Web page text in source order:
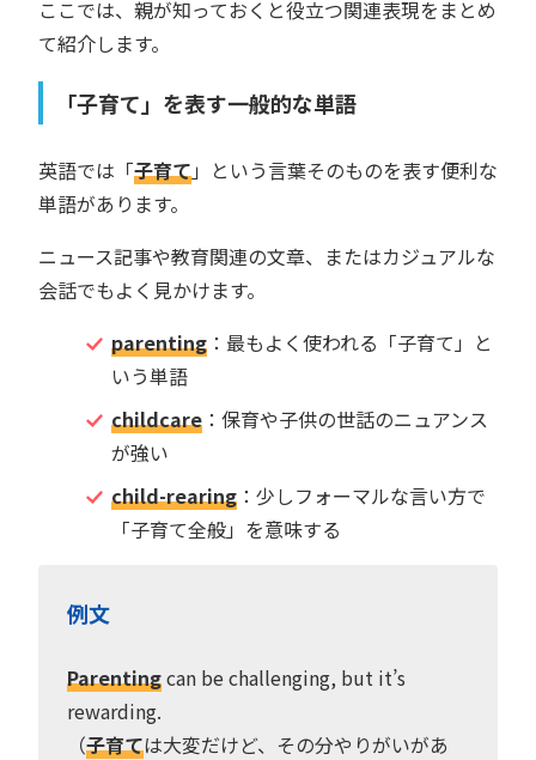
ここでは、親が知っておくと役立つ関連表現をまとめ
て紹介します。
「子育て」を表す一般的な単語
英語では「子育て」という言葉そのものを表す便利な
単語があります。
ニュース記事や教育関連の文章、またはカジュアルな
会話でもよく見かけます。
parenting：最もよく使われる「子育て」と
いう単語
childcare：保育や子供の世話のニュアンス
が強い
child-rearing：少しフォーマルな言い方で
「子育て全般」を意味する
例文
Parentingcan be challenging, but it’s
rewarding.
（子育ては大変だけど、その分やりがいがあ